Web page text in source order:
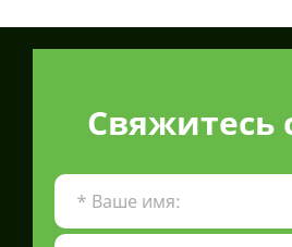
Свяжитесь